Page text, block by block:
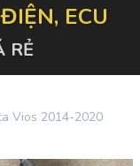
ECU
Vios 2014-2020